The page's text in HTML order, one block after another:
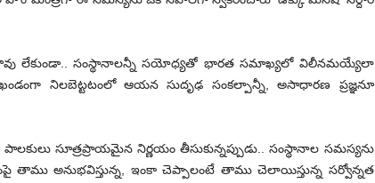
తావు లేకుండా.. సంస్థానాలన్నీ సయోధ్యతో భారత సమాఖ్యలో విలీనమయ్యేలా
నిలబెట్టటంలో ఆయన సుదృఢ సంకల్పాన్నీ, అసాధారణ ప్రజ్ఞనూ
పాలకులు సూత్రప్రాయమైన నిర్ణయం తీసుకున్నప్పుడు.. సంస్థానాల సమస్యను
తాము అనుభవిస్తున్న, ఇంకా చెప్పాలంటే తాము చెలాయిస్తున్న సర్వోన్నత